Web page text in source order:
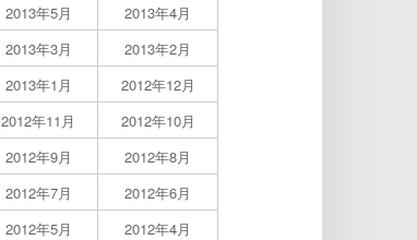
2013年5月
2013年4月
2013年3月
2013年2月
2013年1月
2012年12月
2012年11月
2012年10月
2012年9月
2012年8月
2012年7月
2012年6月
2012年5月
2012年4月